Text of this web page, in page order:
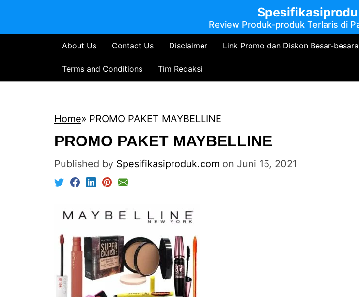
Review Produk-produk Terlaris di
About Us Contact Us Disclaimer Link Promo dan Diskon Besar-
Terms and Conditions Tim Redaksi
Home PROMO PAKET MAYBELLINE
PROMO PAKET MAYBELLINE
Published by Spesifikasiproduk.com on Juni 15, 2021